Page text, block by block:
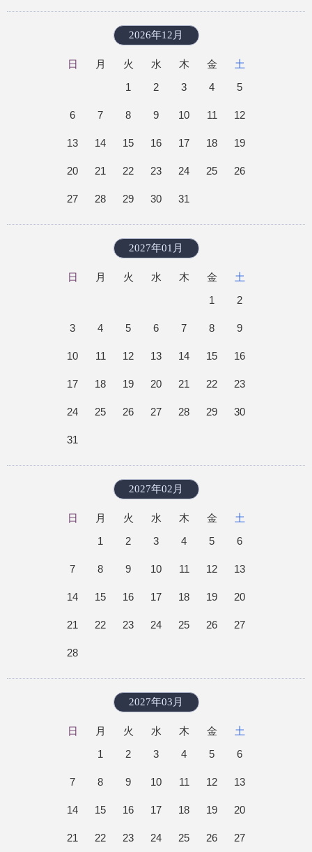
2026年12月
日 月 火 水 木 金
土
1
2 3 4 5
6 7 8 9 10 11 12
13 14 15 16 17 18 19
20 21 22 23 24 25 26
27 28 29 30 31
2027年01月
日 月 火 水 木 金
土
1
2
3 4 5 6 7 8 9
10 11 12 13 14 15 16
17 18 19 20 21 22 23
24 25 26 27 28 29 30
31
2027年02月
日 月 火 水 木 金
土
1
2 3 4 5 6
7 8 9 10 11 12 13
14 15 16 17 18 19 20
21 22 23 24 25 26 27
28
2027年03月
日 月 火 水 木 金
土
1
2 3 4 5 6
7 8 9 10 11 12 13
14 15 16 17 18 19 20
21 22 23 24 25 26 27